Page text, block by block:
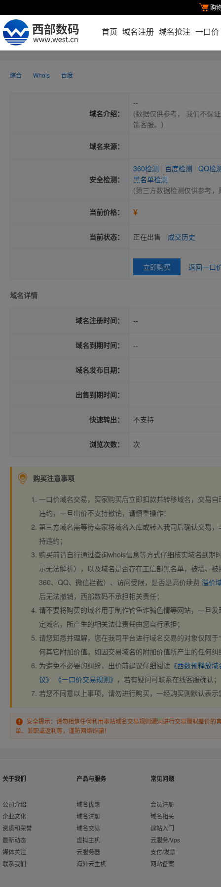
购
首页 域名注册 域名抢注 一口价
综合 Whois 百度
域名介绍：
--
(数据仅供参考， 我们不保
馈客服。）
域名来源：
安全检测：
360检测 百度检测
QQ检
黑名单检测
(第三方数据检测仅供参考
当前价格： ¥
当前状态： 正在出售 成交历史
立即购买 返回一口
域名详情
域名注册时间： --
域名到期时间： --
域名发布日期：
出售到期时间：
快速转出： 不支持
浏览次数： 次
购买注意事项
一口价域名交易，买家购买后立即扣款并转移域名，交易
违约，一旦出价不支持撤销，请慎重操作！
第三方域名需等待卖家将域名入库或转入我司后确认交易
持违约；
购买前请自行通过查询whois信息等方式仔细核实域名到期
示无法解析），以及域名是否存在工信部黑名单，被墙、
360、QQ、微信拦截）、访问受限，是否是高价续费 溢价
后无法撤销，西部数码不承担相关责任；
请不要将购买的域名用于制作钓鱼诈骗色情等网站，一旦
定域名，所产生的相关法律责任由您自行承担；
请您知悉并理解，您在我司平台进行域名交易的对象仅限于
何其它附加价值。如因交易域名的附加价值所产生的任何
为避免不必要的纠纷，出价前建议仔细阅读 《西数预释放
议》
《一口价交易规则》 ，若有疑问可联系在线客服确认；
若您不同意以上事项，请勿进行购买，一经购买则默认表
安全提示：请勿相信任何利用本站域名交易规则漏洞进行交易赚取差价的
单、兼职或返利等，谨防网络诈骗！
关于我们
公司介绍
企业文化
资质和荣誉
最新动态
媒体关注
联系我们
产品与服务
域名优惠
域名注册
域名交易
虚拟主机
云服务器
海外云主机
常见问题
会员注册
域名相关
建站入门
云服务/Vps
支付/发票
网站备案